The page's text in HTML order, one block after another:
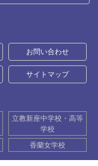
お問い合わせ
サイトマップ
立教新座中学校・高等
学校
香蘭女学校